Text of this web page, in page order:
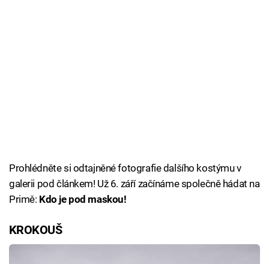
Prohlédněte si odtajněné fotografie dalšího kostýmu v
galerii pod článkem! Už 6. září začínáme společně hádat na
Primě: Kdo je pod maskou!
KROKOUŠ